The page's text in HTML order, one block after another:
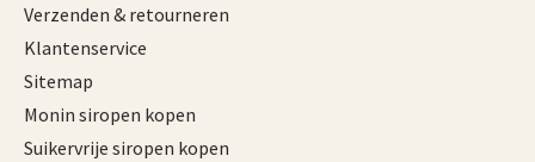
Verzenden & retourneren
Klantenservice
Sitemap
Monin siropen kopen
Suikervrije siropen kopen